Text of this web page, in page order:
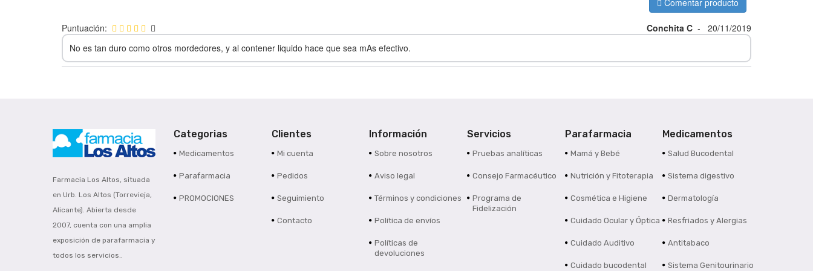
Puntuación: Conchita C -
20/11/2019
No es tan duro como otros mordedores, y al contener liquido hace que sea mAs efectivo.
Farmacia Los Altos, situada
en Urb. Los Altos (Torrevieja,
Alicante). Abierta desde
2007, cuenta con una amplia
exposición de parafarmacia y
todos los servicios..
Categorias
Medicamentos
Parafarmacia
PROMOCIONES
Clientes
Mi cuenta
Pedidos
Seguimiento
Contacto
Información
Sobre nosotros
Aviso legal
Términos y condiciones
Política de envíos
Políticas de
devoluciones
Servicios
Pruebas analíticas
Consejo Farmacéutico
Programa de
Fidelización
Parafarmacia
Mamá y Bebé
Nutrición y Fitoterapia
Cosmética e Higiene
Cuidado Ocular y Óptica
Cuidado Auditivo
Cuidado bucodental
Medicamentos
Salud Bucodental
Sistema digestivo
Dermatología
Resfriados y Alergias
Antitabaco
Sistema Genitourinario